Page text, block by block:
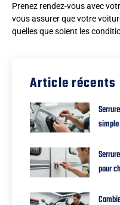
Prenez rendez-vous avec
vous assurer que votre
quelles que soient les
Article récents
pour